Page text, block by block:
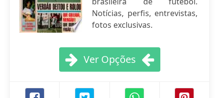
Notícias, perfis, entrevistas,
fotos exclusivas.
Ver Opções